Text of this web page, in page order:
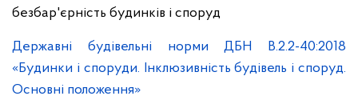
безбар'єрність будинків і споруд
Державні будівельні норми ДБН В.2.2-40:2018
«Будинки і споруди. Інклюзивність будівель і споруд.
Основні положення»